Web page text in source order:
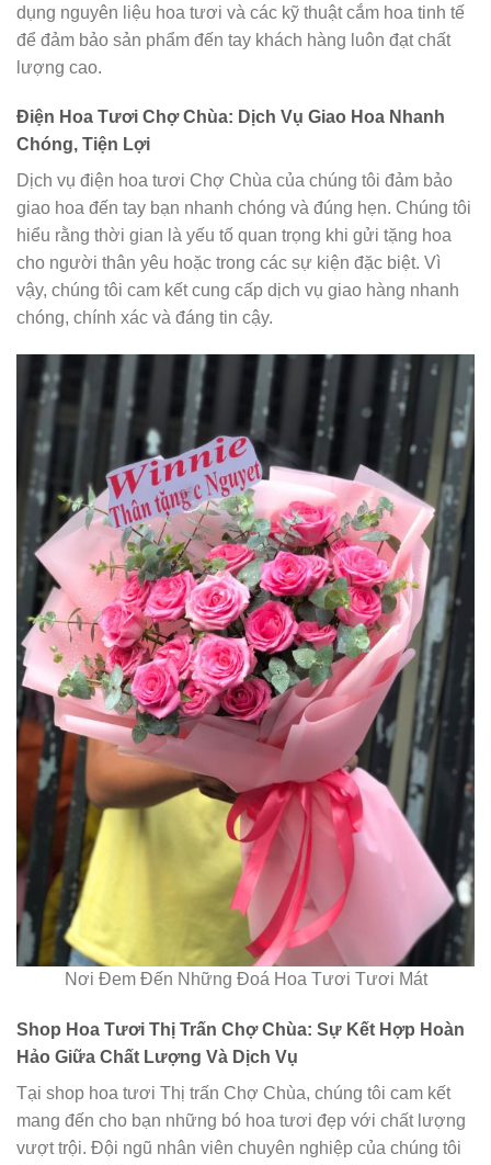
dụng nguyên liệu hoa tươi và các kỹ thuật cắm hoa tinh tế
để đảm bảo sản phẩm đến tay khách hàng luôn đạt chất
lượng cao.
Điện Hoa Tươi Chợ Chùa: Dịch Vụ Giao Hoa Nhanh
Chóng, Tiện Lợi
Dịch vụ điện hoa tươi Chợ Chùa của chúng tôi đảm bảo
giao hoa đến tay bạn nhanh chóng và đúng hẹn. Chúng tôi
hiểu rằng thời gian là yếu tố quan trọng khi gửi tặng hoa
cho người thân yêu hoặc trong các sự kiện đặc biệt. Vì
vậy, chúng tôi cam kết cung cấp dịch vụ giao hàng nhanh
chóng, chính xác và đáng tin cậy.
Nơi Đem Đến Những Đoá Hoa Tươi Tươi Mát
Shop Hoa Tươi Thị Trấn Chợ Chùa: Sự Kết Hợp Hoàn
Hảo Giữa Chất Lượng Và Dịch Vụ
Tại shop hoa tươi Thị trấn Chợ Chùa, chúng tôi cam kết
mang đến cho bạn những bó hoa tươi đẹp với chất lượng
vượt trội. Đội ngũ nhân viên chuyên nghiệp của chúng tôi